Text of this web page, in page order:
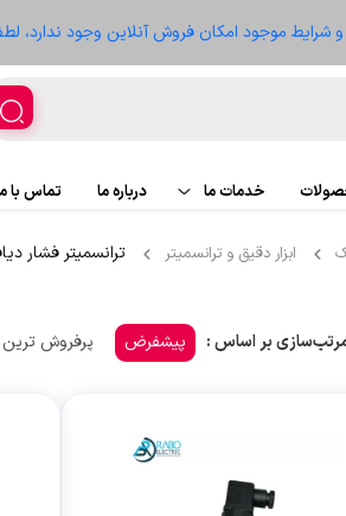
و شرایط موجود امکان فروش آنلاین وجود ندارد،
خدمات ما
اجرای پروژه
درباره ما تماس با
ابزار دقیق و ترانسمیتر ترانسمیتر فشار
بر اساس : پیشفرض پرفروش ترین